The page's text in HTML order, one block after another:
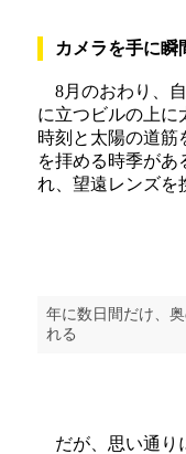
カメラを手に瞬
8月のおわり、
に立つビルの上に
時刻と太陽の道筋
を拝める時季が
れ、望遠レンズを
年に数日間だけ、
れる
だが、思い通り